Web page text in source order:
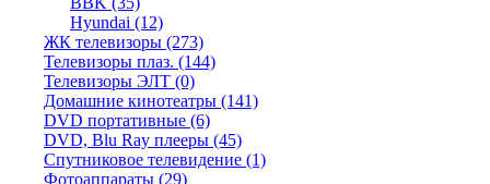
Hyundai (12)
ЖК телевизоры (273)
Телевизоры плаз. (144)
Телевизоры ЭЛТ (0)
Домашние кинотеатры (141)
DVD портативные (6)
DVD, Blu Ray плееры (45)
Спутниковое телевидение (1)
Фотоаппараты (29)